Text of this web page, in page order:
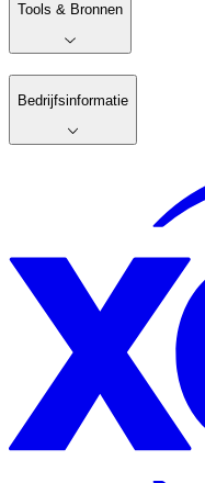
Tools & Bronnen
Bedrijfsinformatie